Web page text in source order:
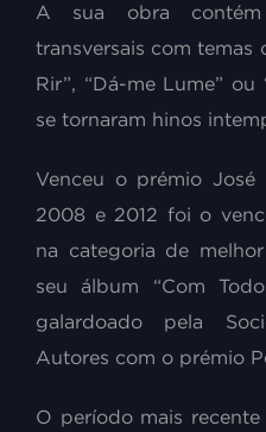
A sua obra contém
transversais com temas
Rir”, “Dá-me Lume”
se tornaram hinos
Venceu o prémio
2008 e 2012 foi o
na categoria de
seu álbum “Com
galardoado pela
Autores com o prémio
O período mais